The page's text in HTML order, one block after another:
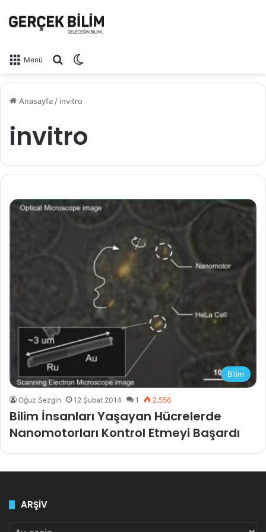
Menü Arama yap ...
Anasayfa / invitro
invitro
Bilim
Oğuz Sezgin 12 Şubat 2014 1 2.556
Bilim İnsanları Yaşayan Hücrelerde
Nanomotorları Kontrol Etmeyi Başardı
ARŞİV
ARŞİV